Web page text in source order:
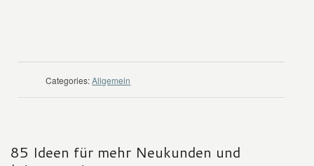
Categories: Allgemein
85 Ideen für mehr Neukunden und